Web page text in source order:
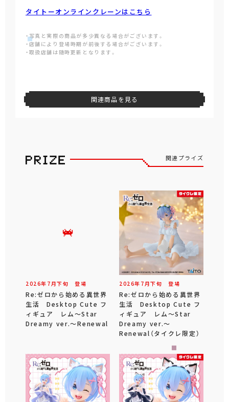
タイトーオンラインクレーンはこちら
・写真と実際の商品が多少異なる場合がございます。
・店舗により登場時期が前後する場合がございます。
・取扱店舗は随時更新となります。
関連商品を見る
関連プライズ
2026年 7 月下旬 登場
Re:ゼロから始める異世界
生活 Desktop Cute フ
ィギュア レム～Star
Dreamy ver.～Renewal
2026年 7 月下旬 登場
Re:ゼロから始める異世界
生活 Desktop Cute フ
ィギュア レム～Star
Dreamy ver.～
Renewal（タイクレ限定）